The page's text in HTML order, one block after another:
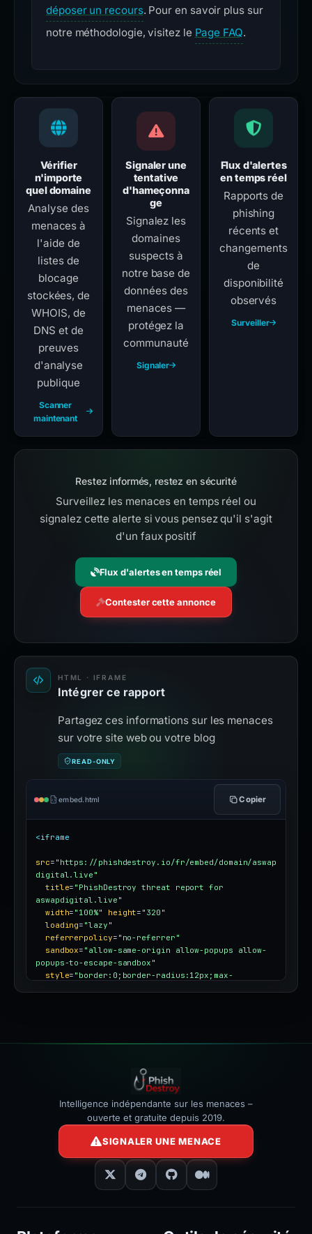
déposer un recours. Pour en savoir plus sur
notre méthodologie, visitez le Page FAQ.
Vérifier
n'importe
quel domaine
Analyse des
menaces à
l'aide de
listes de
blocage
stockées, de
WHOIS, de
DNS et de
preuves
d'analyse
publique
Scanner
maintenant
Signaler une
tentative
d'hameçonna
ge
Signalez les
domaines
suspects à
notre base de
données des
menaces —
protégez la
communauté
Signaler
Flux d'alertes
en temps réel
Rapports de
phishing
récents et
changements
de
disponibilité
observés
Surveiller
Restez informés, restez en sécurité
Surveillez les menaces en temps réel ou
signalez cette alerte si vous pensez qu'il s'agit
d'un faux positif
Flux d'alertes en temps réel
Contester cette annonce
HTML · IFRAME
Intégrer ce rapport
Partagez ces informations sur les menaces
sur votre site web ou votre blog
READ-ONLY
embed.html Copier
<iframe
src= "https://phishdestroy.io/fr/embed/domain/aswap
digital.live"
title= "PhishDestroy threat report for
aswapdigital.live"
width= "100%" height= "320"
loading= "lazy"
referrerpolicy= "no-referrer"
sandbox= "allow-same-origin allow-popups allow-
popups-to-escape-sandbox"
style= "border:0;border-radius:12px;max-
Intelligence indépendante sur les menaces –
ouverte et gratuite depuis 2019.
SIGNALER UNE MENACE